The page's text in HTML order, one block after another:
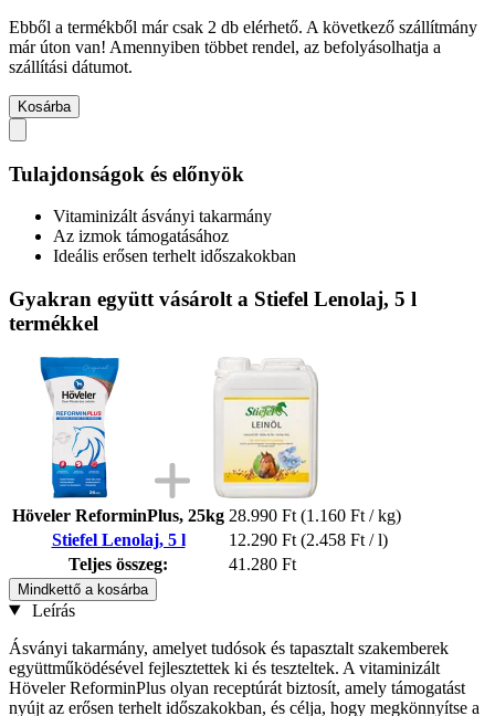
Ebből a termékből már csak 2 db elérhető. A következő szállítmány
már úton van! Amennyiben többet rendel, az befolyásolhatja a
szállítási dátumot.
Kosárba
Tulajdonságok és előnyök
Vitaminizált ásványi takarmány
Az izmok támogatásához
Ideális erősen terhelt időszakokban
Gyakran együtt vásárolt a Stiefel Lenolaj, 5 l
termékkel
Höveler ReforminPlus, 25kg 28.990 Ft (1.160 Ft / kg)
Stiefel Lenolaj, 5 l
12.290 Ft (2.458 Ft / l)
Teljes összeg:
41.280 Ft
Mindkettő a kosárba
Leírás
Ásványi takarmány, amelyet tudósok és tapasztalt szakemberek
együttműködésével fejlesztettek ki és teszteltek. A vitaminizált
Höveler ReforminPlus olyan receptúrát biztosít, amely támogatást
nyújt az erősen terhelt időszakokban, és célja, hogy megkönnyítse a